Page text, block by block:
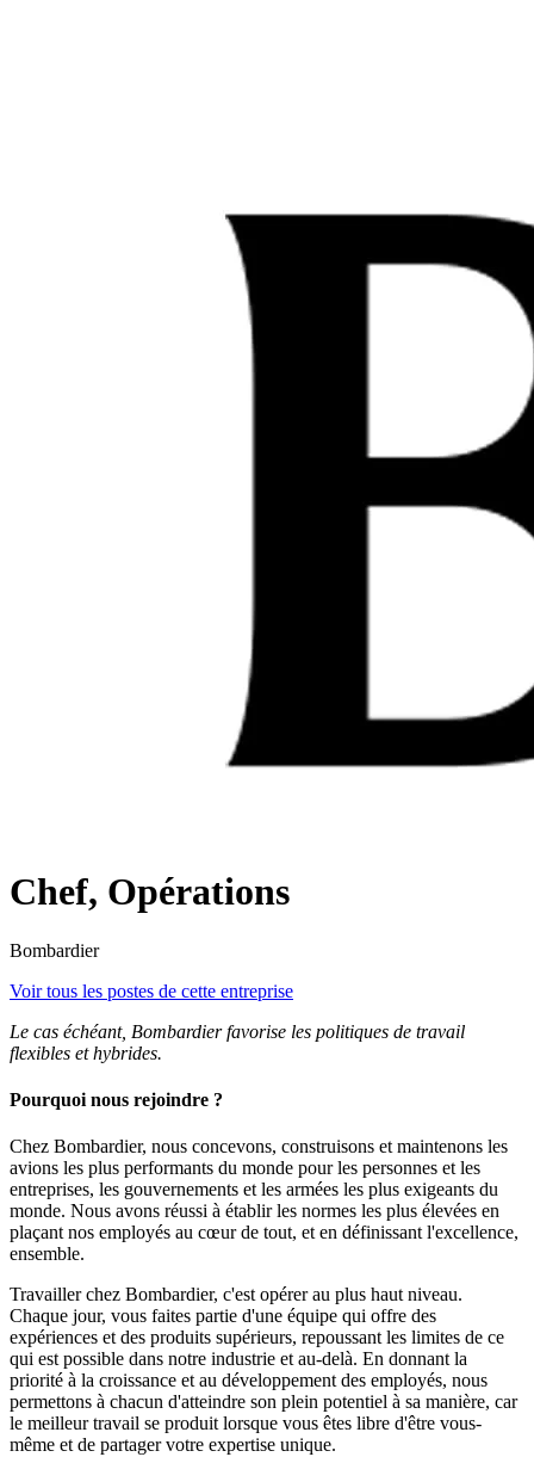
Chef, Opérations
Bombardier
Voir tous les postes de cette entreprise
Le cas échéant, Bombardier favorise les politiques de travail
flexibles et hybrides.
Pourquoi nous rejoindre ?
Chez Bombardier, nous concevons, construisons et maintenons les
avions les plus performants du monde pour les personnes et les
entreprises, les gouvernements et les armées les plus exigeants du
monde. Nous avons réussi à établir les normes les plus élevées en
plaçant nos employés au cœur de tout, et en définissant l'excellence,
ensemble.
Travailler chez Bombardier, c'est opérer au plus haut niveau.
Chaque jour, vous faites partie d'une équipe qui offre des
expériences et des produits supérieurs, repoussant les limites de ce
qui est possible dans notre industrie et au-delà. En donnant la
priorité à la croissance et au développement des employés, nous
permettons à chacun d'atteindre son plein potentiel à sa manière, car
le meilleur travail se produit lorsque vous êtes libre d'être vous-
même et de partager votre expertise unique.